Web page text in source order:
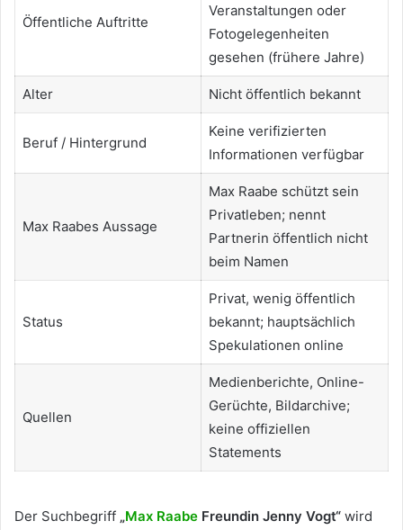
Öffentliche Auftritte
Veranstaltungen oder
Fotogelegenheiten
gesehen (frühere Jahre)
Alter Nicht öffentlich bekannt
Beruf / Hintergrund
Keine verifizierten
Informationen verfügbar
Max Raabes Aussage
Max Raabe schützt sein
Privatleben; nennt
Partnerin öffentlich nicht
beim Namen
Status
Privat, wenig öffentlich
bekannt; hauptsächlich
Spekulationen online
Quellen
Medienberichte, Online-
Gerüchte, Bildarchive;
keine offiziellen
Statements
Der Suchbegriff „Max Raabe Freundin Jenny Vogt“ wird